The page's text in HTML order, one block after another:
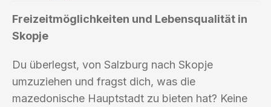
Freizeitmöglichkeiten und Lebensqualität in
Skopje
Du überlegst, von Salzburg nach Skopje
umzuziehen und fragst dich, was die
mazedonische Hauptstadt zu bieten hat? Keine